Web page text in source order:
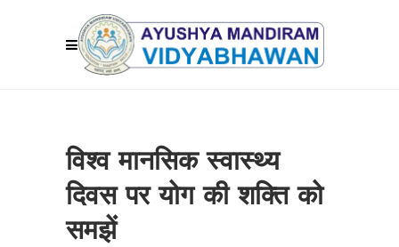
विश्व मानसिक स्वास्थ्य
दिवस पर योग की शक्ति को
समझें